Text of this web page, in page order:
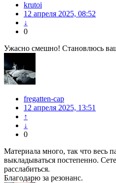
krutoi
12 апреля 2025, 08:52
↓
0
Ужасно смешно! Становлюсь
fregatten-cap
12 апреля 2025, 13:51
↑
↓
0
Материала много, так что весь
выкладываться постепенно.
расслабиться.
Благодарю за резонанс.